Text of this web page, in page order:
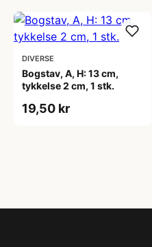
DIVERSE
Bogstav, A, H: 13 cm,
tykkelse 2 cm, 1 stk.
19,50 kr